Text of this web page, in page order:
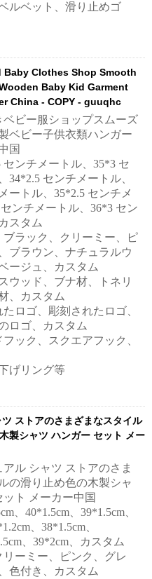
ルベット、滑り止めゴ
Baby Clothes Shop Smooth
Baby Kid Garment
China - COPY - guuqhc
ベビー服ショップスムーズ
ベビー子供衣類ハンガー
国
センチメートル、35*3 セ
34*2.5 センチメートル、
ートル、35*2.5 センチメ
ンチメートル、36*3 セン
スタム
ブラック、クリーミー、ピ
ブラウン、ナチュラルウ
ージュ、カスタム
ウッド、ブナ材、トネリ
、カスタム
ロゴ、彫刻されたロゴ、
ロゴ、カスタム
ック、スクエアフック、
げリング等
ストアのさまざまなスタイル
製シャツ ハンガー セット メー
ル シャツ ストアのさま
の滑り止め色の木製シャ
ト メーカー中国
、40*1.5cm、39*1.5cm、
、38*1.5cm、
、39*2cm、カスタム
ーミー、ピンク、グレ
色付き、カスタム